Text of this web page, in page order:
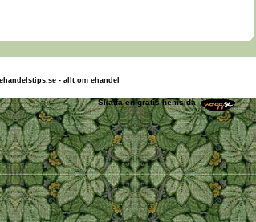
ehandelstips.se - allt om ehandel
Skaffa en gratis hemsida